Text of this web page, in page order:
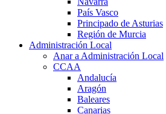
País Vasco
Principado de Asturias
Región de Murcia
Administración Local
Anar a Administración Local
CCAA
Andalucía
Aragón
Baleares
Canarias